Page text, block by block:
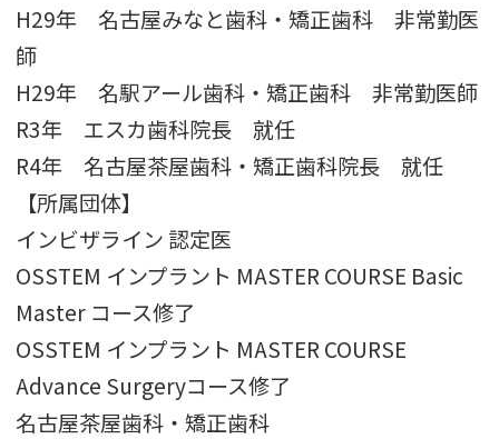
H29年 名古屋みなと歯科・矯正歯科 非常勤医
師
H29年 名駅アール歯科・矯正歯科 非常勤医師
R3年 エスカ歯科院長 就任
R4年 名古屋茶屋歯科・矯正歯科院長 就任
【所属団体】
インビザライン 認定医
OSSTEM インプラント MASTER COURSE Basic
Master コース修了
OSSTEM インプラント MASTER COURSE
Advance Surgeryコース修了
名古屋茶屋歯科・矯正歯科